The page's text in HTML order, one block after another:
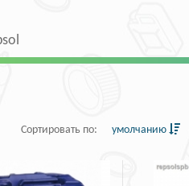
Сортировать по: умолчанию